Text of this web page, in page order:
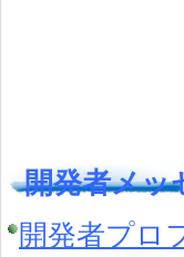
開発者メッ
開発者プロ